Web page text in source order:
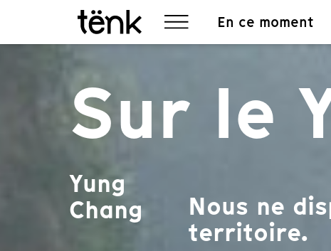
En ce moment
Sur le
Yung
Chang Nous ne
territoire.